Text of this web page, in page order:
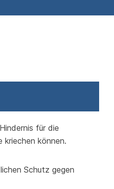
für die
kriechen können.
Schutz gegen